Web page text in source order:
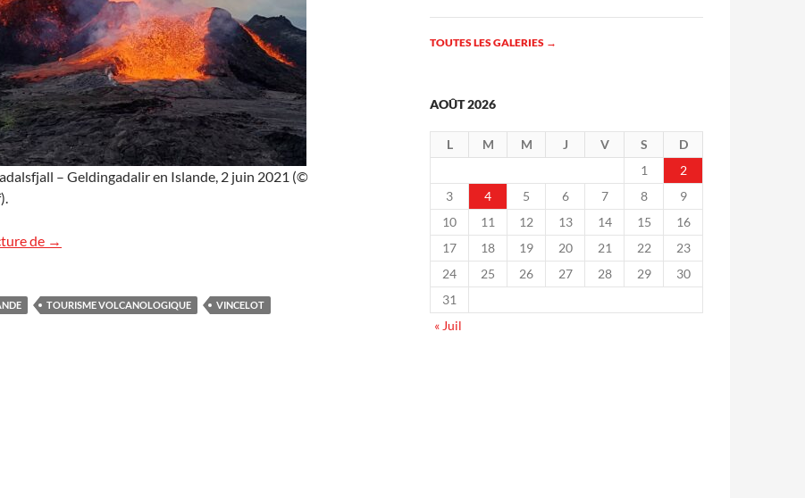
– Geldingadalir en Islande, 2 juin 2021 (©
de Tourisme volcanologique ?
→
TOURISME VOLCANOLOGIQUE VINCELOT
TOUTES LES GALERIES →
AOÛT 2026
L M M J V S
D
1
2
3
4 5 6 7 8
9
10
11 12 13 14 15
16
17
18 19 20 21 22
23
24
25 26 27 28 29
30
31
« Juil